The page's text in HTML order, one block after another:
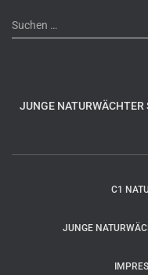
S
u
c
Suchen …
JUNGE NATURWÄCHTER
C1
JUNGE